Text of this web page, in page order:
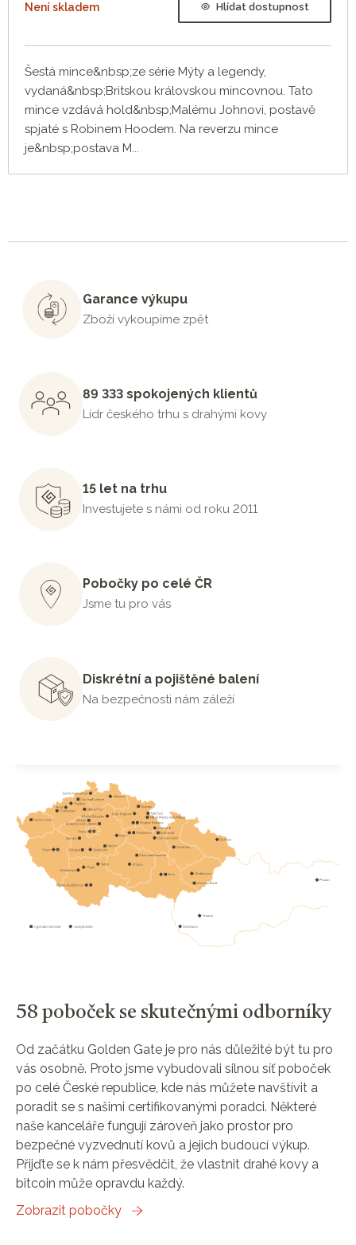
Není skladem Hlídat dostupnost
Šestá mince&nbsp;ze série Mýty a legendy,
vydaná&nbsp;Britskou královskou mincovnou. Tato
mince vzdává hold&nbsp;Malému Johnovi, postavě
spjaté s Robinem Hoodem. Na reverzu mince
je&nbsp;postava M...
Garance výkupu
Zboží vykoupíme zpět
89 333 spokojených klientů
Lídr českého trhu s drahými kovy
15 let na trhu
Investujete s námi od roku 2011
Pobočky po celé ČR
Jsme tu pro vás
Diskrétní a pojištěné balení
Na bezpečnosti nám záleží
58 poboček se skutečnými odborníky
Od začátku Golden Gate je pro nás důležité být tu pro
vás osobně. Proto jsme vybudovali silnou síť poboček
po celé České republice, kde nás můžete navštívit a
poradit se s našimi certifikovanými poradci. Některé
naše kanceláře fungují zároveň jako prostor pro
bezpečné vyzvednutí kovů a jejich budoucí výkup.
Přijďte se k nám přesvědčit, že vlastnit drahé kovy a
bitcoin může opravdu každý.
Zobrazit pobočky